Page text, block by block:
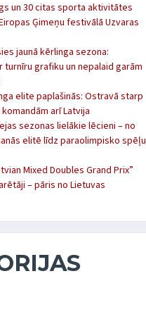
un 30 citas sporta aktivitātes
Ģimeņu festivālā Uzvaras
jaunā kērlinga sezona:
turnīru grafiku un nepalaid garām
elite paplašinās: Ostravā starp
arī Latvija
sezonas lielākie lēcieni – no
elitē līdz paraolimpisko spēļu
Mixed Doubles Grand Prix”
– pāris no Lietuvas